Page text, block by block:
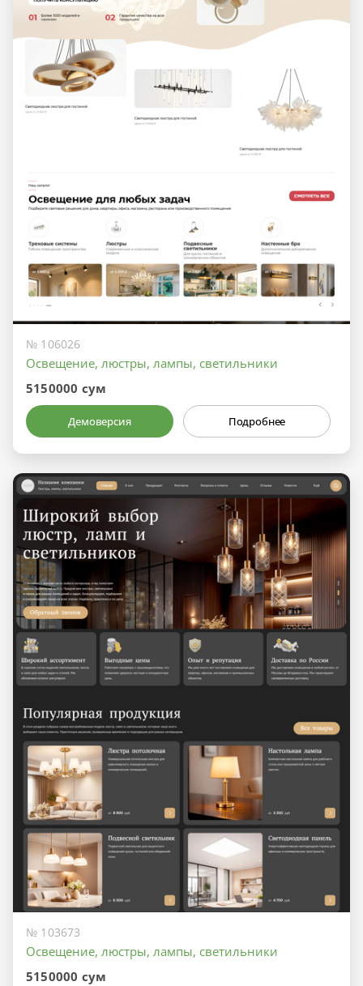
№ 106026
Освещение, люстры, лампы, светильники
5150000 сум
Демоверсия Подробнее
№ 103673
Освещение, люстры, лампы, светильники
5150000 сум